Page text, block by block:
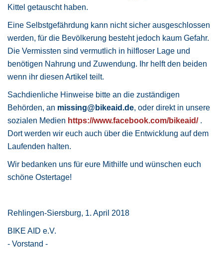
Kittel getauscht haben.
Eine Selbstgefährdung kann nicht sicher ausgeschlossen
werden, für die Bevölkerung besteht jedoch kaum Gefahr.
Die Vermissten sind vermutlich in hilfloser Lage und
benötigen Nahrung und Zuwendung. Ihr helft den beiden
wenn ihr diesen Artikel teilt.
Sachdienliche Hinweise bitte an die zuständigen
Behörden, an missing@bikeaid.de, oder direkt in unsere
sozialen Medien https://www.facebook.com/bikeaid/.
Dort werden wir euch auch über die Entwicklung auf dem
Laufenden halten.
Wir bedanken uns für eure Mithilfe und wünschen euch
schöne Ostertage!
Rehlingen-Siersburg, 1. April 2018
BIKE AID e.V.
- Vorstand -